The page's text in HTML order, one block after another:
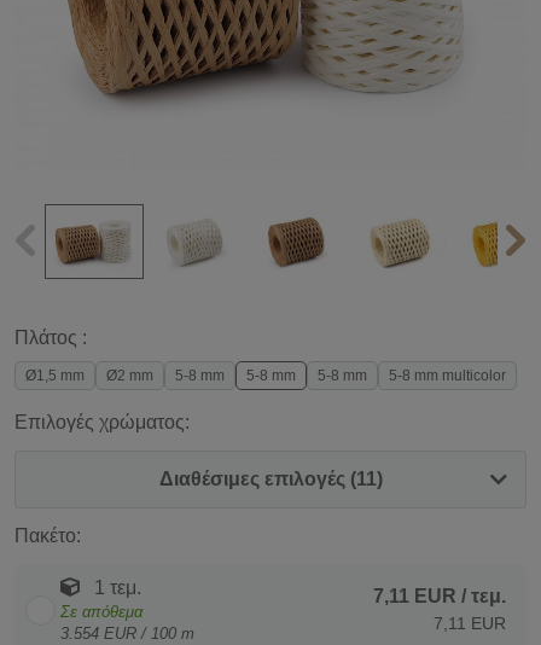
Πλάτος :
Ø1,5 mm Ø2 mm 5-8 mm 5-8 mm 5-8 mm 5-8 mm multicolor
Επιλογές χρώματος:
Διαθέσιμες επιλογές (11)
Πακέτο:
1 τεμ.
Σε απόθεμα
3.554 EUR / 100 m
7,11 EUR / τεμ.
7,11 EUR